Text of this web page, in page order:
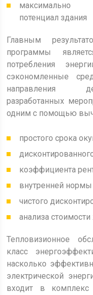
максимально
потенциал здания
Главным
программы
потребления
сэкономленные
направления
разработанных
одним с помощью
простого срока
коэффициента
внутренней нормы
чистого
анализа
Тепловизионное
класс
насколько
электрической
входит в